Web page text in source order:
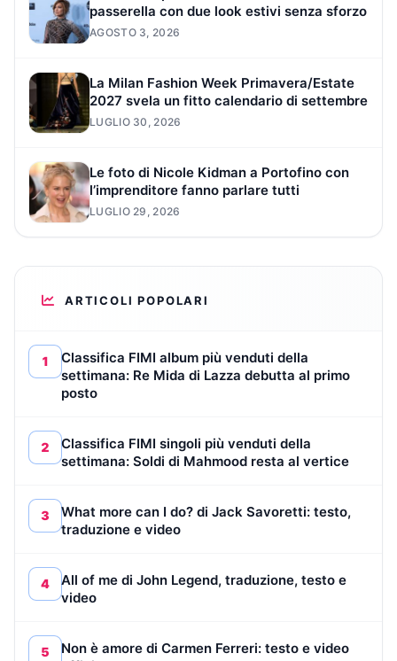
passerella con due look estivi senza sforzo
AGOSTO 3, 2026
La Milan Fashion Week Primavera/Estate
2027 svela un fitto calendario di settembre
LUGLIO 30, 2026
Le foto di Nicole Kidman a Portofino con
l’imprenditore fanno parlare tutti
LUGLIO 29, 2026
ARTICOLI POPOLARI
1
Classifica FIMI album più venduti della
settimana: Re Mida di Lazza debutta al primo
posto
2
Classifica FIMI singoli più venduti della
settimana: Soldi di Mahmood resta al vertice
3
What more can I do? di Jack Savoretti: testo,
traduzione e video
4
All of me di John Legend, traduzione, testo e
video
5
Non è amore di Carmen Ferreri: testo e video